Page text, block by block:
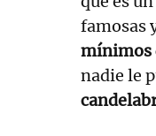
famosas
mínimos
nadie le